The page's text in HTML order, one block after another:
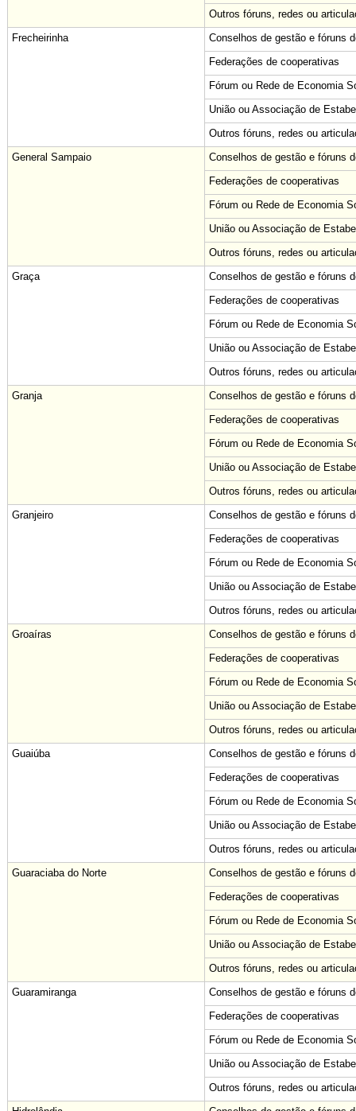
Outros fóruns, redes ou
Frecheirinha
Conselhos de gestão e fóruns
Federações de cooperativas
Fórum ou Rede de Economia
União ou Associação de
Outros fóruns, redes ou
General Sampaio
Conselhos de gestão e fóruns
Federações de cooperativas
Fórum ou Rede de Economia
União ou Associação de
Outros fóruns, redes ou
Graça
Conselhos de gestão e fóruns
Federações de cooperativas
Fórum ou Rede de Economia
União ou Associação de
Outros fóruns, redes ou
Granja
Conselhos de gestão e fóruns
Federações de cooperativas
Fórum ou Rede de Economia
União ou Associação de
Outros fóruns, redes ou
Granjeiro
Conselhos de gestão e fóruns
Federações de cooperativas
Fórum ou Rede de Economia
União ou Associação de
Outros fóruns, redes ou
Groaíras
Conselhos de gestão e fóruns
Federações de cooperativas
Fórum ou Rede de Economia
União ou Associação de
Outros fóruns, redes ou
Guaiúba
Conselhos de gestão e fóruns
Federações de cooperativas
Fórum ou Rede de Economia
União ou Associação de
Outros fóruns, redes ou
Guaraciaba do Norte
Conselhos de gestão e fóruns
Federações de cooperativas
Fórum ou Rede de Economia
União ou Associação de
Outros fóruns, redes ou
Guaramiranga
Conselhos de gestão e fóruns
Federações de cooperativas
Fórum ou Rede de Economia
União ou Associação de
Outros fóruns, redes ou